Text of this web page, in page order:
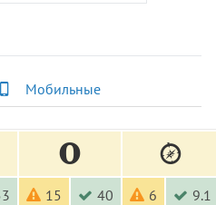
Мобильные
15 40 6 9.1